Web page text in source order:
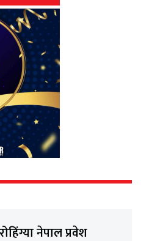
नेपाल प्रवेश